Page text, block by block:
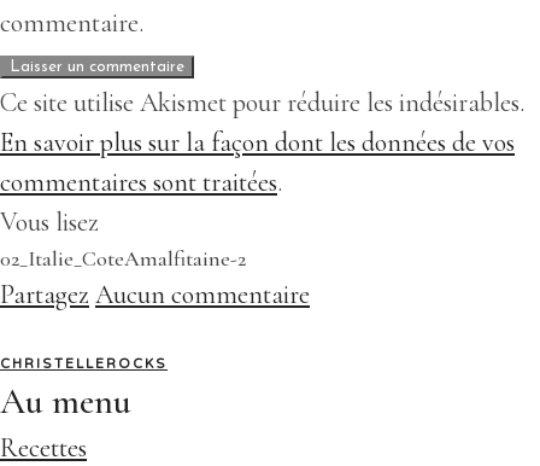
commentaire.
Ce site utilise Akismet pour réduire les indésirables.
En savoir plus sur la façon dont les données de vos
commentaires sont traitées.
Vous lisez
02_Italie_CoteAmalfitaine-2
Partagez Aucun commentaire
CHRISTELLEROCKS
Au menu
Recettes